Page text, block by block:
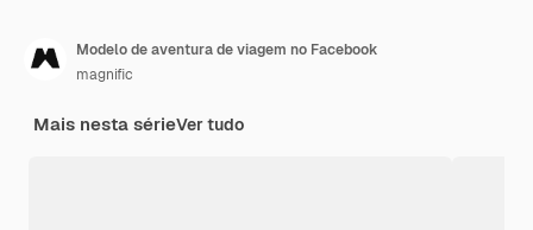
Modelo de aventura de viagem no Facebook
magnific
Mais nesta sérieVer tudo